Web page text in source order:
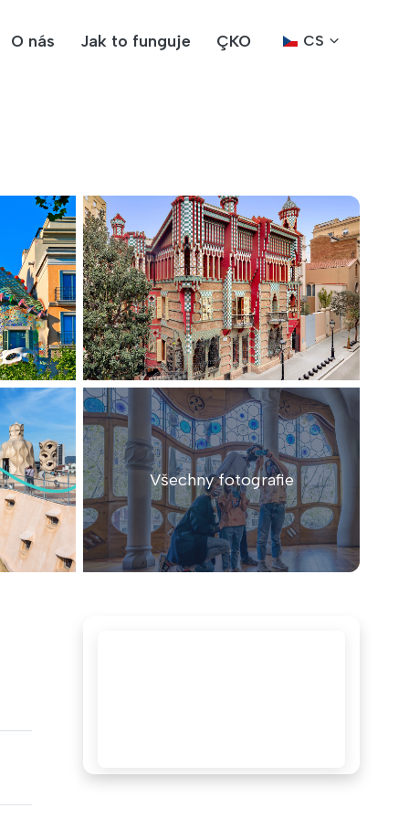
O nás Jak to funguje ÇKO CS
Všechny fotografie